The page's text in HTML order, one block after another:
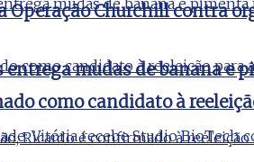
mudas de banana e
Operação Churchill contra
como candidato à